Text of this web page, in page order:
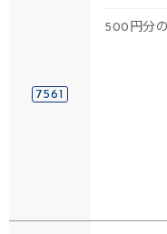
7561
500円分